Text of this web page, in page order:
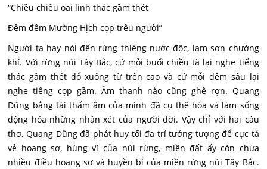
“Chiều chiều oai linh thác gầm thét
Đêm đêm Mường Hịch cọp trêu người”
Người ta hay nói đến rừng thiêng nước độc, lam sơn chướng
khí. Với rừng núi Tây Bắc, cứ mỗi buổi chiều tà lại nghe tiếng
thác gầm thét đổ xuống từ trên cao và cứ mỗi đêm sâu lại
nghe tiếng cọp gầm. Âm thanh nào cũng ghê rợn. Quang
Dũng bằng tài thẩm âm của mình đã cụ thể hóa và làm sống
động hóa những nhận xét của người đời. Vậy chỉ với hai câu
thơ, Quang Dũng đã phát huy tối đa trí tưởng tượng để cực tả
vẻ hoang sơ, hùng vĩ của núi rừng, miền đất ấy còn chứa
nhiều điều hoang sơ và huyền bí của miền rừng núi Tây Bắc.